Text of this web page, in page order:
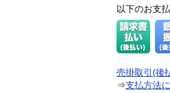
以下のお支
売掛取引(後
⇒支払方法